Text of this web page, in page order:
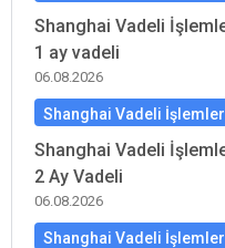
Shanghai Vadeli
1 ay vadeli
06.08.2026
Shanghai Vadeli
Shanghai Vadeli
2 Ay Vadeli
06.08.2026
Shanghai Vadeli